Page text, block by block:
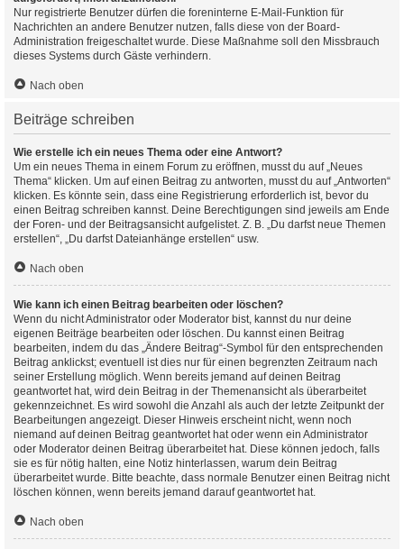
Nur registrierte Benutzer dürfen die foreninterne E-Mail-Funktion für
Nachrichten an andere Benutzer nutzen, falls diese von der Board-
Administration freigeschaltet wurde. Diese Maßnahme soll den Missbrauch
dieses Systems durch Gäste verhindern.
Nach oben
Beiträge schreiben
Wie erstelle ich ein neues Thema oder eine Antwort?
Um ein neues Thema in einem Forum zu eröffnen, musst du auf „Neues
Thema“ klicken. Um auf einen Beitrag zu antworten, musst du auf „Antworten“
klicken. Es könnte sein, dass eine Registrierung erforderlich ist, bevor du
einen Beitrag schreiben kannst. Deine Berechtigungen sind jeweils am Ende
der Foren- und der Beitragsansicht aufgelistet. Z. B. „Du darfst neue Themen
erstellen“, „Du darfst Dateianhänge erstellen“ usw.
Nach oben
Wie kann ich einen Beitrag bearbeiten oder löschen?
Wenn du nicht Administrator oder Moderator bist, kannst du nur deine
eigenen Beiträge bearbeiten oder löschen. Du kannst einen Beitrag
bearbeiten, indem du das „Ändere Beitrag“-Symbol für den entsprechenden
Beitrag anklickst; eventuell ist dies nur für einen begrenzten Zeitraum nach
seiner Erstellung möglich. Wenn bereits jemand auf deinen Beitrag
geantwortet hat, wird dein Beitrag in der Themenansicht als überarbeitet
gekennzeichnet. Es wird sowohl die Anzahl als auch der letzte Zeitpunkt der
Bearbeitungen angezeigt. Dieser Hinweis erscheint nicht, wenn noch
niemand auf deinen Beitrag geantwortet hat oder wenn ein Administrator
oder Moderator deinen Beitrag überarbeitet hat. Diese können jedoch, falls
sie es für nötig halten, eine Notiz hinterlassen, warum dein Beitrag
überarbeitet wurde. Bitte beachte, dass normale Benutzer einen Beitrag nicht
löschen können, wenn bereits jemand darauf geantwortet hat.
Nach oben